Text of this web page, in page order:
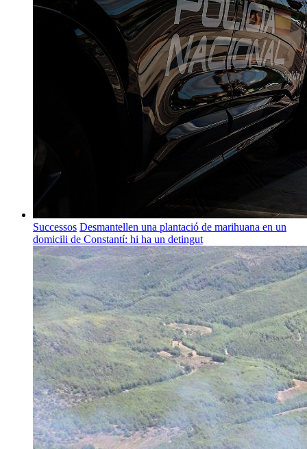
Successos Desmantellen una plantació de marihuana en un
domicili de Constantí: hi ha un detingut